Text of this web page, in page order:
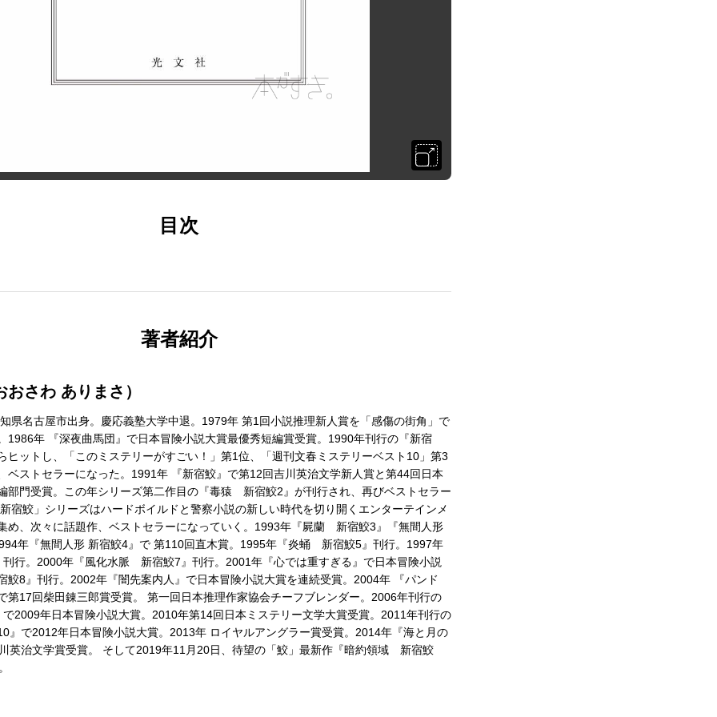
目次
著者紹介
さわ ありまさ）
県名古屋市出身。慶応義塾大学中退。1979年 第1回小説推理新人賞を「感傷の街角」で
1986年 『深夜曲馬団』で日本冒険小説大賞最優秀短編賞受賞。1990年刊行の『新宿
ヒットし、「このミステリーがすごい！」第1位、「週刊文春ミステリーベスト10」第3
ベストセラーになった。1991年 『新宿鮫』で第12回吉川英治文学新人賞と第44回日本
部門受賞。この年シリーズ第二作目の『毒猿 新宿鮫2』が刊行され、再びベストセラー
宿鮫」シリーズはハードボイルドと警察小説の新しい時代を切り開くエンターテインメ
め、次々に話題作、ベストセラーになっていく。1993年『屍蘭 新宿鮫3』『無間人形
年『無間人形 新宿鮫4』で 第110回直木賞。1995年『炎蛹 新宿鮫5』刊行。1997年
行。2000年『風化水脈 新宿鮫7』刊行。2001年『心では重すぎる』で日本冒険小説
8』刊行。2002年『闇先案内人』で日本冒険小説大賞を連続受賞。2004年 『パンド
第17回柴田錬三郎賞受賞。 第一回日本推理作家協会チーフブレンダー。2006年刊行の
2009年日本冒険小説大賞。2010年第14回日本ミステリー文学大賞受賞。2011年刊行の
』で2012年日本冒険小説大賞。2013年 ロイヤルアングラー賞受賞。2014年『海と月の
英治文学賞受賞。 そして2019年11月20日、待望の「鮫」最新作『暗約領域 新宿鮫